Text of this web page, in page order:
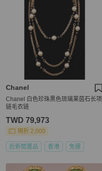
Chanel
Chanel 白色珍珠黑色琉璃莱茵石长项
链毛衣链
TWD 79,973
現折 2,000
近新閒置品 香港 免運